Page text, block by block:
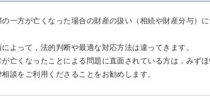
一方が亡くなった場合の財産の扱い（相続や財産分与）
よって，法的判断や最適な対応方法は違ってきます。
亡くなったことによる問題に直面されている方は，みず
談をご利用くださることをお勧めします。